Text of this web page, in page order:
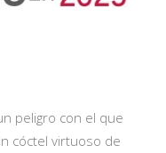
peligro con el que
cóctel virtuoso de